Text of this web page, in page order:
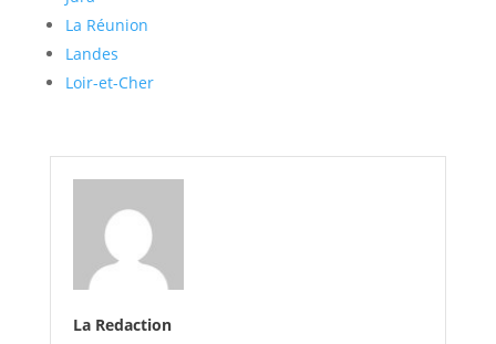
La Réunion
Landes
Loir-et-Cher
La Redaction